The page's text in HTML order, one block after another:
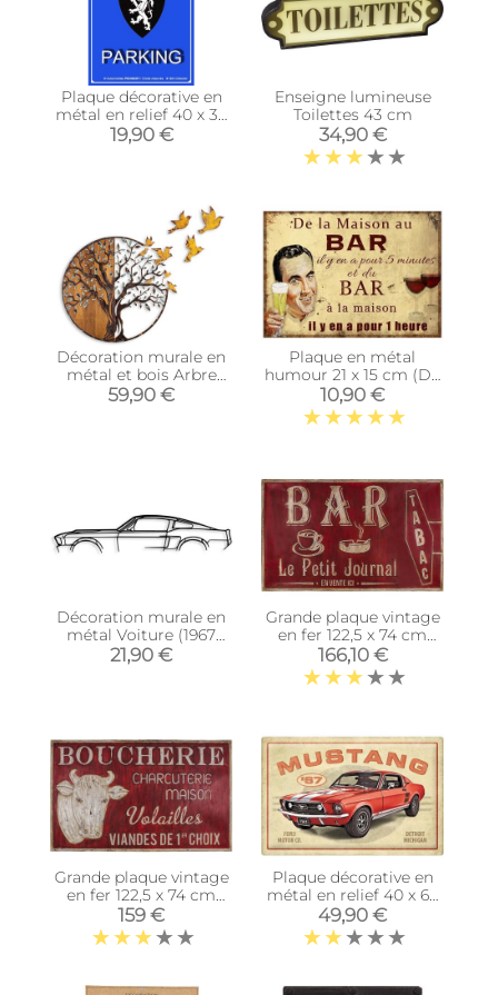
Plaque décorative en
métal en relief 40 x 30
cm (Peugeot Parking)
19,90 €
Enseigne lumineuse
Toilettes 43 cm
34,90 €
Décoration murale en
métal et bois Arbre
(Modèle 4)
59,90 €
Plaque en métal
humour 21 x 15 cm (De
la maison au bar…)
10,90 €
Décoration murale en
métal Voiture (1967
Ford Mustang Shelby
GT500)
21,90 €
Grande plaque vintage
en fer 122,5 x 74 cm
(Bar tabac)
166,10 €
Grande plaque vintage
en fer 122,5 x 74 cm
(Boucherie
charcuterie)
159 €
Plaque décorative en
métal en relief 40 x 60
cm (Ford Mustang GT
1967)
49,90 €